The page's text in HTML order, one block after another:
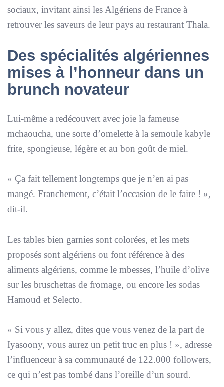
sociaux, invitant ainsi les Algériens de France à
retrouver les saveurs de leur pays au restaurant Thala.
Des spécialités algériennes
mises à l’honneur dans un
brunch novateur
Lui-même a redécouvert avec joie la fameuse
mchaoucha, une sorte d’omelette à la semoule kabyle
frite, spongieuse, légère et au bon goût de miel.
« Ça fait tellement longtemps que je n’en ai pas
mangé. Franchement, c’était l’occasion de le faire ! »,
dit-il.
Les tables bien garnies sont colorées, et les mets
proposés sont algériens ou font référence à des
aliments algériens, comme le mbesses, l’huile d’olive
sur les bruschettas de fromage, ou encore les sodas
Hamoud et Selecto.
« Si vous y allez, dites que vous venez de la part de
Iyasoony, vous aurez un petit truc en plus ! », adresse
l’influenceur à sa communauté de 122.000 followers,
ce qui n’est pas tombé dans l’oreille d’un sourd.